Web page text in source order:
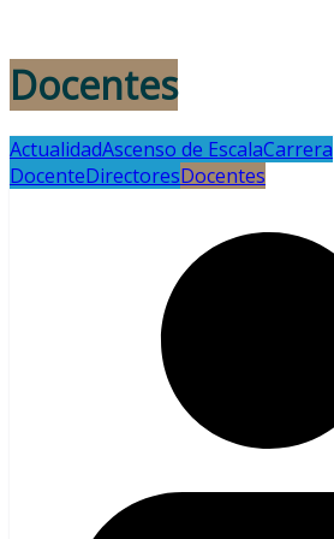
Docentes
ActualidadAscenso de EscalaCarrera
DocenteDirectoresDocentes